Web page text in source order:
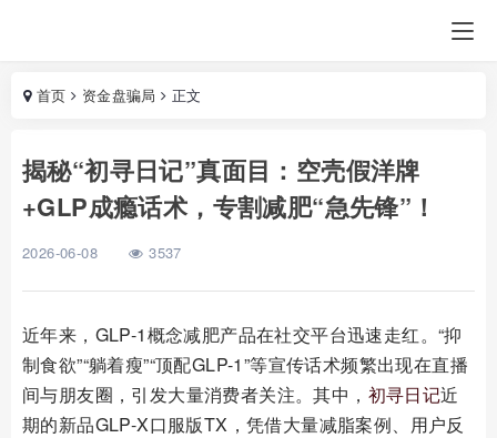
首页 资金盘骗局 正文
揭秘“初寻日记”真面目：空壳假洋牌
+GLP成瘾话术，专割减肥“急先锋”！
2026-06-08 3537
近年来，GLP-1概念减肥产品在社交平台迅速走红。“抑
制食欲”“躺着瘦”“顶配GLP-1”等宣传话术频繁出现在直播
间与朋友圈，引发大量消费者关注。其中， 初寻日记近
期的新品GLP-X口服版TX，凭借大量减脂案例、用户反